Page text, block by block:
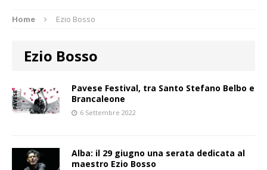
Home Ezio Bosso
Ezio Bosso
Pavese Festival, tra Santo Stefano Belbo e
Brancaleone
6 Settembre 2022
Alba: il 29 giugno una serata dedicata al
maestro Ezio Bosso